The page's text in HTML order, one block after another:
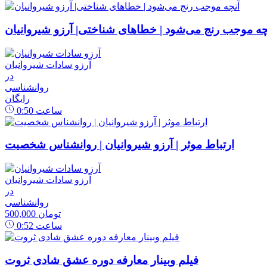
موجب رنج می‌شود | خطاهای شناختی| آرزو شیروانیان
آرزو سادات شیروانیان
در
روانشناسی
رایگان
0:50 ساعت
ارتباط موثر | آرزو شیروانیان | روانشناس شخصیت
آرزو سادات شیروانیان
در
روانشناسی
500,000 تومان
0:52 ساعت
فیلم وبینار معارفه دوره عشق شادی ثروت